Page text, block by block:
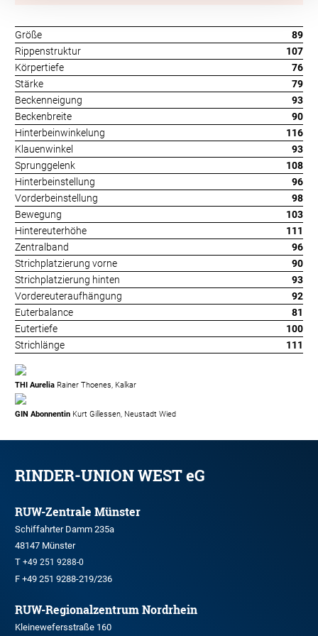
Größe
89
Rippenstruktur
107
Körpertiefe
76
Stärke
79
Beckenneigung
93
Beckenbreite
90
Hinterbeinwinkelung
116
Klauenwinkel
93
Sprunggelenk
108
Hinterbeinstellung
96
Vorderbeinstellung
98
Bewegung
103
Hintereuterhöhe
111
Zentralband
96
Strichplatzierung vorne
90
Strichplatzierung hinten
93
Vordereuteraufhängung
92
Euterbalance
81
Eutertiefe
100
Strichlänge
111
THI Aurelia Rainer Thoenes, Kalkar
GIN Abonnentin Kurt Gillessen, Neustadt Wied
RINDER-UNION WEST eG
RUW-Zentrale Münster
Schiffahrter Damm 235a
48147 Münster
T +49 251 9288-0
F +49 251 9288-219/236
RUW-Regionalzentrum Nordrhein
Kleinewefersstraße 160